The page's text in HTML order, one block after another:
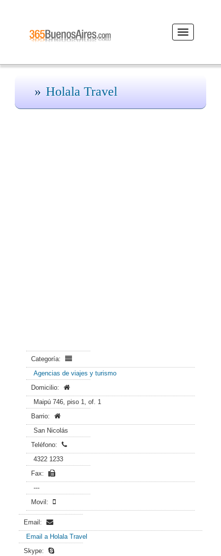
Desplegar
navegación
Holala Travel
Categoría:
Agencias de viajes y turismo
Domicilio:
Maipú 746, piso 1, of. 1
Barrio:
San Nicolás
Teléfono:
4322 1233
Fax:
---
Movil:
Email:
Email a Holala Travel
Skype: